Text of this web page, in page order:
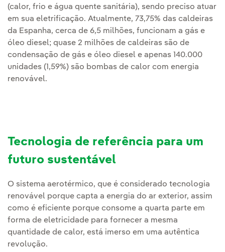
(calor, frio e água quente sanitária), sendo preciso atuar
em sua eletrificação. Atualmente, 73,75% das caldeiras
da Espanha, cerca de 6,5 milhões, funcionam a gás e
óleo diesel; quase 2 milhões de caldeiras são de
condensação de gás e óleo diesel e apenas 140.000
unidades (1,59%) são bombas de calor com energia
renovável.
Tecnologia de referência para um
futuro sustentável
O sistema aerotérmico, que é considerado tecnologia
renovável porque capta a energia do ar exterior, assim
como é eficiente porque consome a quarta parte em
forma de eletricidade para fornecer a mesma
quantidade de calor, está imerso em uma autêntica
revolução.